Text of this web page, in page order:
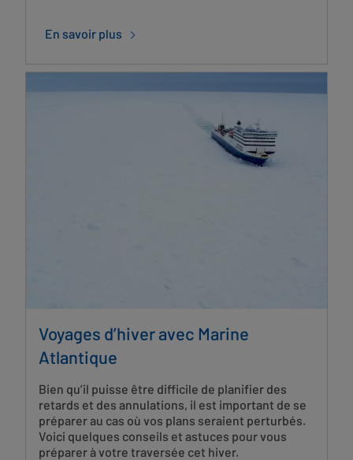
En savoir plus
Voyages d’hiver avec Marine
Atlantique
Bien qu’il puisse être difficile de planifier des
retards et des annulations, il est important de se
préparer au cas où vos plans seraient perturbés.
Voici quelques conseils et astuces pour vous
préparer à votre traversée cet hiver.